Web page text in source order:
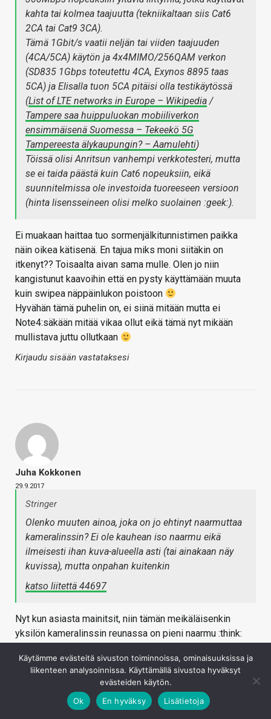
kahta tai kolmea taajuutta (tekniikaltaan siis Cat6
2CA tai Cat9 3CA).
Tämä 1Gbit/s vaatii neljän tai viiden taajuuden
(4CA/5CA) käytön ja 4x4MIMO/256QAM verkon
(SD835 1Gbps toteutettu 4CA, Exynos 8895 taas
5CA) ja Elisalla tuon 5CA pitäisi olla testikäytössä
(List of LTE networks in Europe – Wikipedia /
Tampere saa huippuluokan mobiiliverkon
ensimmäisenä Suomessa – Tekeekö 5G
Tampereesta älykaupungin? – Aamulehti)
Töissä olisi Anritsun vanhempi verkkotesteri, mutta
se ei taida päästä kuin Cat6 nopeuksiin, eikä
suunnitelmissa ole investoida tuoreeseen versioon
(hinta lisensseineen olisi melko suolainen :geek:).
Ei muakaan haittaa tuo sormenjälkitunnistimen paikka
näin oikea kätisenä. En tajua miks moni siitäkin on
itkenyt?? Toisaalta aivan sama mulle. Olen jo niin
kangistunut kaavoihin että en pysty käyttämään muuta
kuin swipea näppäinlukon poistoon
Hyvähän tämä puhelin on, ei siinä mitään mutta ei
Note4:säkään mitää vikaa ollut eikä tämä nyt mikään
mullistava juttu ollutkaan
Kirjaudu sisään vastataksesi
Juha Kokkonen
29.9.2017
Stringer
Olenko muuten ainoa, joka on jo ehtinyt naarmuttaa
kameralinssin? Ei ole kauhean iso naarmu eikä
ilmeisesti ihan kuva-alueella asti (tai ainakaan näy
kuvissa), mutta onpahan kuitenkin
katso liitettä 44697
Nyt kun asiasta mainitsit, niin tämän meikäläisenkin
yksilön kameralinssin reunassa on pieni naarmu :think:
Kirjaudu sisään vastataksesi
Käytämme evästeitä sivuston toiminnoissa, ominaisuuksissa ja
liikenteen analysoinnissa. Käyttämällä sivustoa hyväksyt
evästeiden käytön.
Ok
En hyväksy Lisätietoja